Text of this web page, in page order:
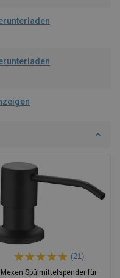
(21)
Mexen Spülmittelspender für